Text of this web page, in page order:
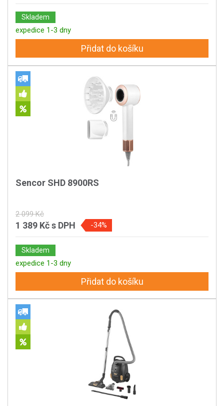
Skladem
expedice 1-3 dny
Přidat do košíku
Sencor SHD 8900RS
2 099 Kč
1 389 Kčs DPH -34%
Skladem
expedice 1-3 dny
Přidat do košíku